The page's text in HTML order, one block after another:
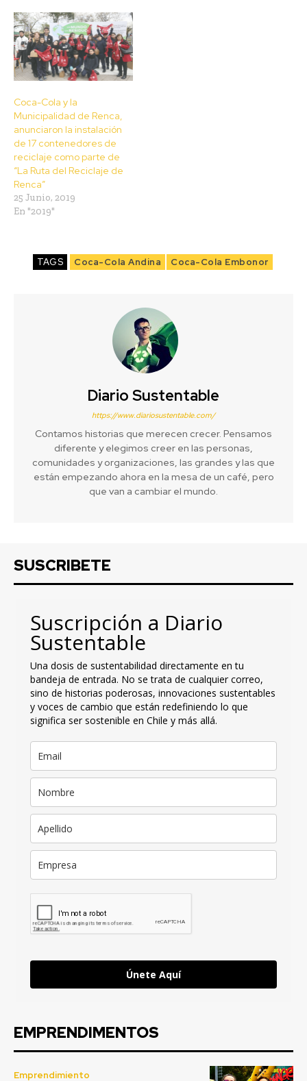
Coca-Cola y la
Municipalidad de Renca,
anunciaron la instalación
de 17 contenedores de
reciclaje como parte de
“La Ruta del Reciclaje de
Renca”
25 Junio, 2019
En "2019"
TAGS Coca-Cola Andina Coca-Cola Embonor
Diario Sustentable
https://www.diariosustentable.com/
Contamos historias que merecen crecer. Pensamos
diferente y elegimos creer en las personas,
comunidades y organizaciones, las grandes y las que
están empezando ahora en la mesa de un café, pero
que van a cambiar el mundo.
SUSCRIBETE
Suscripción a Diario
Sustentable
Una dosis de sustentabilidad directamente en tu
bandeja de entrada. No se trata de cualquier correo,
sino de historias poderosas, innovaciones sustentables
y voces de cambio que están redefiniendo lo que
significa ser sostenible en Chile y más allá.
Únete Aquí
EMPRENDIMENTOS
Emprendimiento